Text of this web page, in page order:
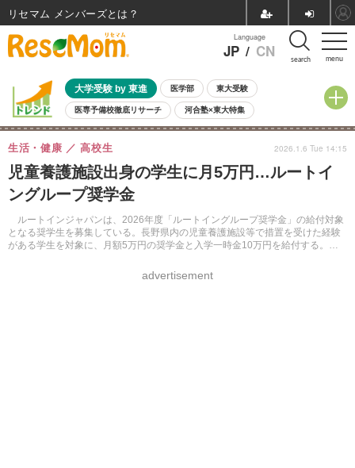
menu
Language
JP / CN search
大学受験 by 東進 医学部 東大受験
医専予備校徹底リサーチ 河合塾×東大特集
親子で考える大学選び 高校受験 中学受験 小学校受験
共通テスト 夏休み
8月開催イベント・WS 全国公立高校 過去問 人気記事
自由研究教材（小学生向け）
児童養護施設出身の学生に月5万円…ルートイ
ングループ奨学金
ルートインジャパンは、2026年度「ルートイングループ奨学金」の給付対象
となる奨学生を募集している。長野県内の児童養護施設等で措置を受けた経験
がある学生を対象に、月額5万円の奨学金と入学一時金10万円を給付する。申
生活・健康 高校生
advertisement
2026.1.6 Tue 14:15
リセマム メンバーズ